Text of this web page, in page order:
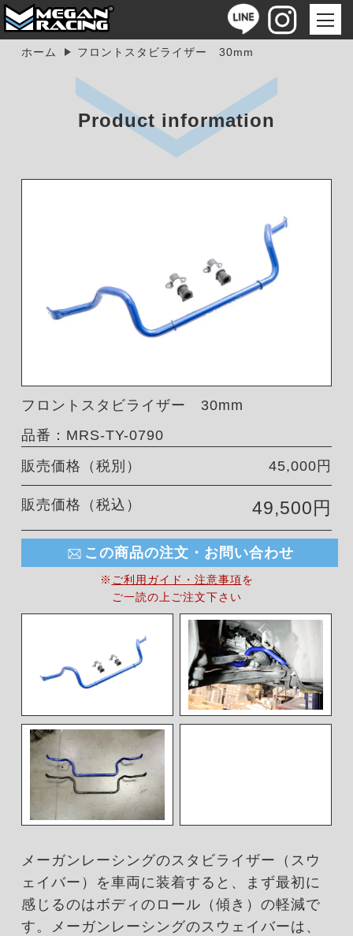
ホーム フロントスタビライザー 30mm
Product information
フロントスタビライザー 30mm
品番：MRS-TY-0790
販売価格（税別）
45,000円
販売価格（税込） 49,500円
この商品の注文・お問い合わせ
※ ご利用ガイド・注意事項を
ご一読の上ご注文下さい
メーガンレーシングのスタビライザー（スウ
ェイバー）を車両に装着すると、まず最初に
感じるのはボディのロール（傾き）の軽減で
す。メーガンレーシングのスウェイバーは、